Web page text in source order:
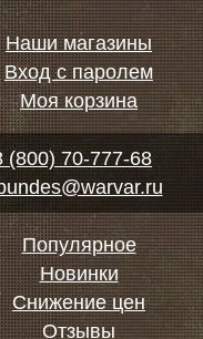
Наши магазины
Вход с паролем
Моя корзина
(800) 70-777-68
Популярное
Новинки
Снижение цен
Отзывы